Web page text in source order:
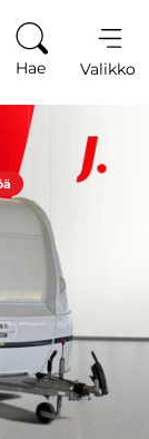
Hae Valikko